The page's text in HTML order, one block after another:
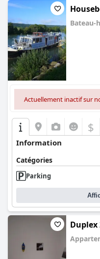
Bateau-
Actuellement inactif sur
$
Information
Catégories
Parking